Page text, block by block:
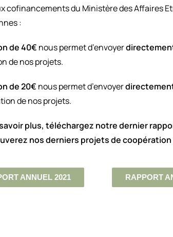
cofinancements du Ministère des Affaires
:
de 40€ nous permet d’envoyer
de nos projets.
de 20€ nous permet d’envoyer
de nos projets.
plus, téléchargez notre dernier
nos derniers projets de
ANNUEL 2021 RAPPORT